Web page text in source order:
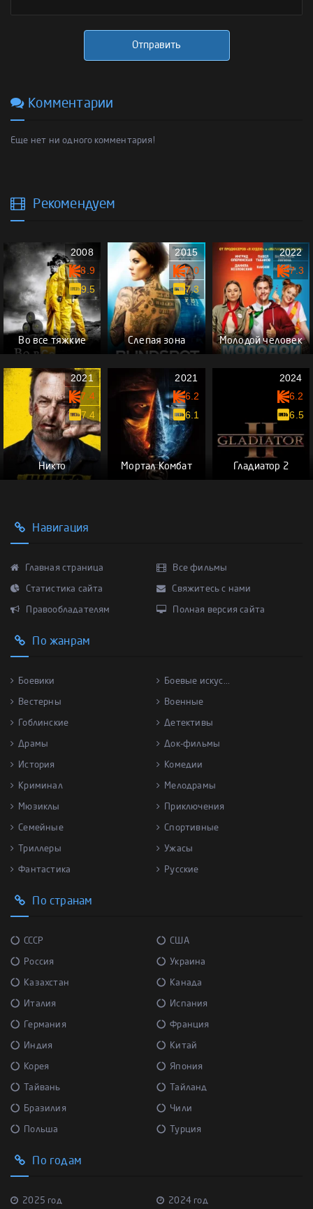
Отправить
Комментарии
Еще нет ни одного комментария!
Рекомендуем
Во все тяжкие
2008
8.9
9.5
Слепая зона
2015
7.0
7.3
Молодой человек
2022
7.3
Никто
2021
7.4
7.4
Мортал Комбат
2021
6.2
6.1
Гладиатор 2
2024
6.2
6.5
Навигация
Главная страница Все фильмы
Статистика сайта Свяжитесь с нами
Правообладателям Полная версия сайта
По жанрам
Боевики Боевые искус...
Вестерны Военные
Гоблинские Детективы
Драмы Док-фильмы
История Комедии
Криминал Мелодрамы
Мюзиклы Приключения
Семейные Спортивные
Триллеры Ужасы
Фантастика Русские
По странам
СССР США
Россия Украина
Казахстан Канада
Италия Испания
Германия Франция
Индия Китай
Корея Япония
Тайвань Тайланд
Бразилия Чили
Польша Турция
По годам
2025 год 2024 год